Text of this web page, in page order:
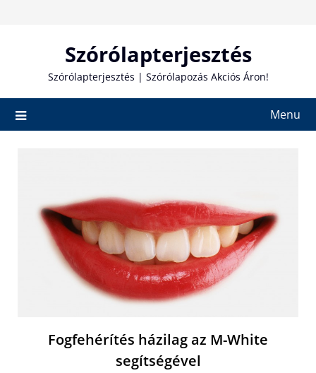
Szórólapterjesztés
Szórólapterjesztés | Szórólapozás Akciós Áron!
Menu
Fogfehérítés házilag az M-White
segítségével